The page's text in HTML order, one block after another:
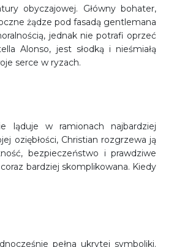
obyczajowej. Główny bohater,
żądze pod fasadą gentlemana
jednak nie potrafi oprzeć
Alonso, jest słodką i nieśmiałą
serce w ryzach.
ląduje w ramionach najbardziej
oziębłości, Christian rozgrzewa ją
bezpieczeństwo i prawdziwe
bardziej skomplikowana. Kiedy
pełna ukrytej symboliki.